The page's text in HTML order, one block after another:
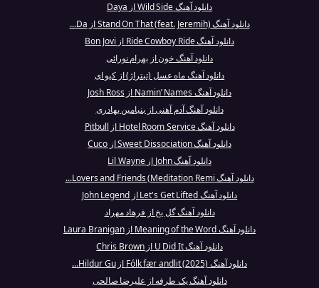
دانلود آهنگ Wild Side از Daya
دانلود آهنگ Stand On That (feat. Jeremih) از Da...
دانلود آهنگ Ride Cowboy Ride از Bon Jovi
دانلود آهنگ خون از بهرام نورائی
دانلود آهنگ ماه عسل (تیتراژ) از کیو ای
دانلود آهنگ Namin’ Names از Josh Ross
دانلود آهنگ آدم آهنی از بنیامین بهادری
دانلود آهنگ Hotel Room Service از Pitbull
دانلود آهنگ Sweet Dissociation از Cuco
دانلود آهنگ John از Lil Wayne
دانلود آهنگ Lovers and Friends (Meditation Remi...
دانلود آهنگ Let's Get Lifted از John Legend
دانلود آهنگ گل یخ از فرهاد مهراد
دانلود آهنگ Meaning of the Word از Laura Branigan
دانلود آهنگ U Did It از Chris Brown
دانلود آهنگ Fólk fær andlit (2025) از Hildur Gu...
دانلود آهنگ یک طرفه از علیرضا صالحی